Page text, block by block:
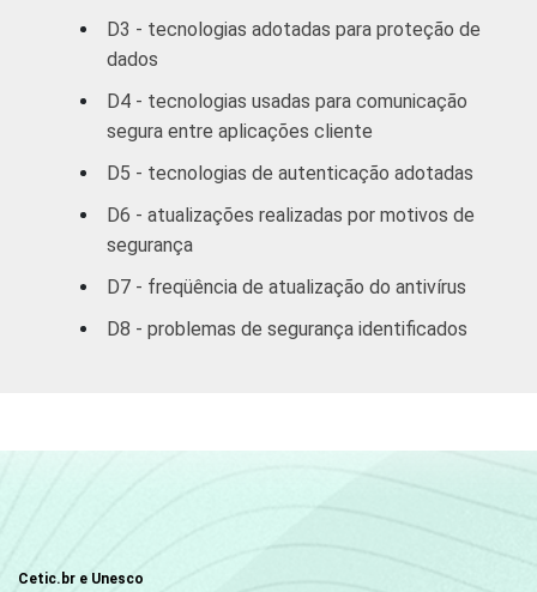
Transporte,
e
comunicações
Atividades
imobiliárias,
prestados às
empresas
D3 - tecnologias adotadas para proteção de
dados
D4 - tecnologias usadas para comunicação
segura entre aplicações cliente
D5 - tecnologias de autenticação adotadas
D6 - atualizações realizadas por motivos de
segurança
D7 - freqüência de atualização do antivírus
D8 - problemas de segurança identificados
Cetic.br e Unesco